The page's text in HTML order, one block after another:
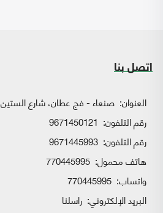
اتصل بنا
العنوان: صنعاء - فج عطان، شارع الستين
رقم التلفون: 9671450121
رقم التلفون: 9671445993
هاتف محمول: 770445995
واتساب:
البريد الإلكتروني: راسلنا